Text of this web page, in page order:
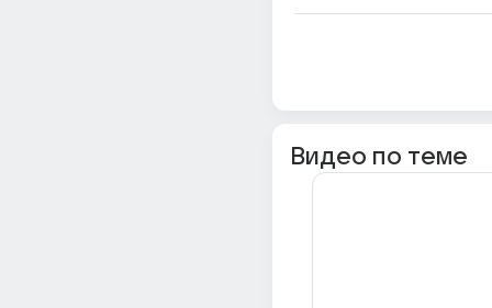
Видео по теме